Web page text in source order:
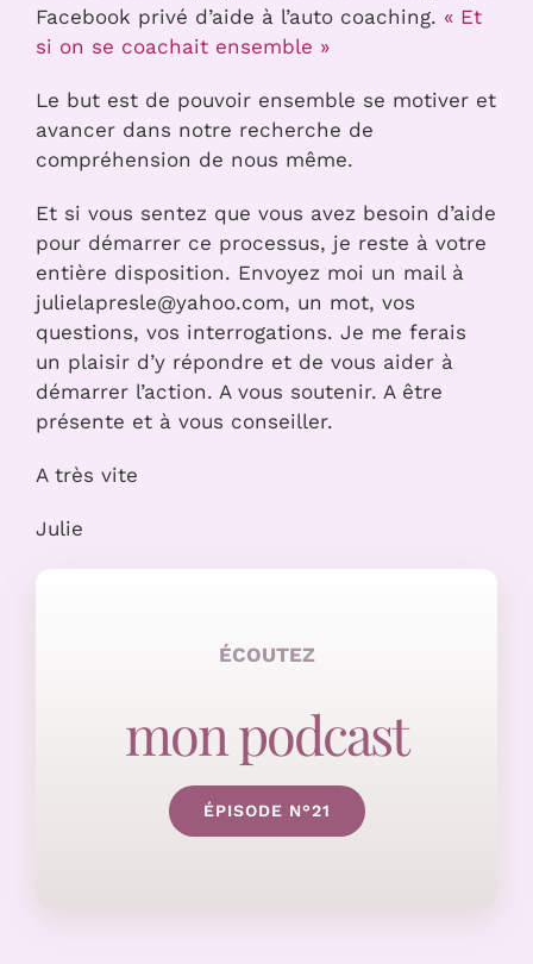
Facebook privé d’aide à l’auto coaching. « Et
si on se coachait ensemble »
Le but est de pouvoir ensemble se motiver et
avancer dans notre recherche de
compréhension de nous même.
Et si vous sentez que vous avez besoin d’aide
pour démarrer ce processus, je reste à votre
entière disposition. Envoyez moi un mail à
julielapresle@yahoo.com, un mot, vos
questions, vos interrogations. Je me ferais
un plaisir d’y répondre et de vous aider à
démarrer l’action. A vous soutenir. A être
présente et à vous conseiller.
A très vite
Julie
ÉCOUTEZ
mon podcast
ÉPISODE N°21